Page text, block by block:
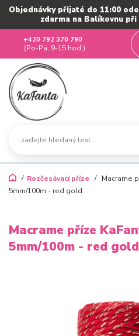
Objednávky přijaté do 11:00
zdarma na Balíkovnu při
+420 792 370 790
(Po-Pá, 9-15 hod.)
Rozčesávací příze
Macrame
5mm/100m - red gold
Macrame příze
5mm/100m - red gold